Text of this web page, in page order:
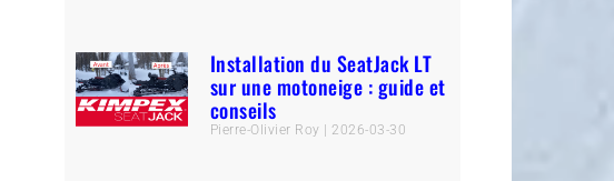
Installation du SeatJack LT
sur une motoneige : guide et
conseils
Pierre-Olivier Roy 2026-03-30